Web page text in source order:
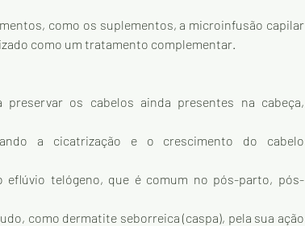
como os suplementos, a microinfusão capilar
como um tratamento complementar.
os cabelos ainda presentes na cabeça,
a cicatrização e o crescimento do cabelo
eflúvio telógeno, que é comum no pós-parto, pós-
como dermatite seborreica (caspa), pela sua ação